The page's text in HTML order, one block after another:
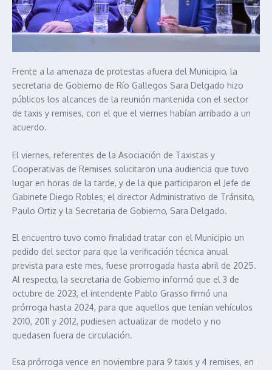
Frente a la amenaza de protestas afuera del Municipio, la
secretaria de Gobierno de Río Gallegos Sara Delgado hizo
públicos los alcances de la reunión mantenida con el sector
de taxis y remises, con el que el viernes habían arribado a un
acuerdo.
El viernes, referentes de la Asociación de Taxistas y
Cooperativas de Remises solicitaron una audiencia que tuvo
lugar en horas de la tarde, y de la que participaron el Jefe de
Gabinete Diego Robles; el director Administrativo de Tránsito,
Paulo Ortiz y la Secretaria de Gobierno, Sara Delgado.
El encuentro tuvo como finalidad tratar con el Municipio un
pedido del sector para que la verificación técnica anual
prevista para este mes, fuese prorrogada hasta abril de 2025.
Al respecto, la secretaria de Gobierno informó que el 3 de
octubre de 2023, el intendente Pablo Grasso firmó una
prórroga hasta 2024, para que aquellos que tenían vehículos
2010, 2011 y 2012, pudiesen actualizar de modelo y no
quedasen fuera de circulación.
Esa prórroga vence en noviembre para 9 taxis y 4 remises, en